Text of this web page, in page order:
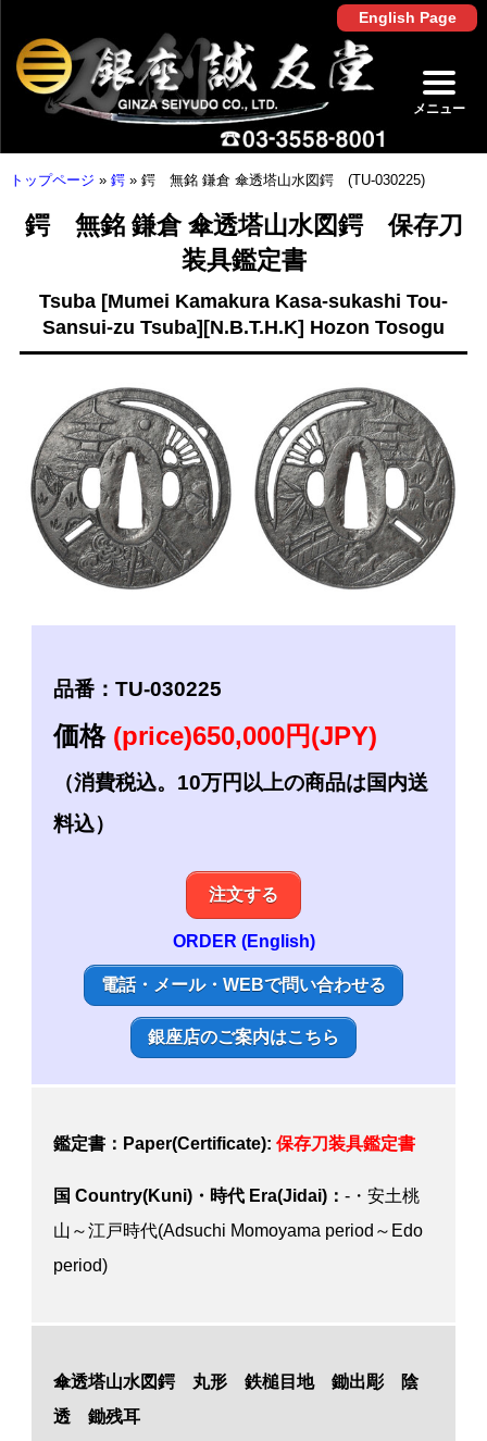
English Page
メニュー
トップページ » 鍔» 鍔 無銘 鎌倉 傘透塔山水図鍔 (TU-030225)
鍔 無銘 鎌倉 傘透塔山水図鍔 保存刀
装具鑑定書
Tsuba [Mumei Kamakura Kasa-sukashi Tou-
Sansui-zu Tsuba][N.B.T.H.K] Hozon Tosogu
品番：TU-030225
価格 (price)650,000円(JPY)
（消費税込。10万円以上の商品は国内送
料込）
注文する
ORDER (English)
電話・メール・WEBで問い合わせる
銀座店のご案内はこちら
鑑定書：Paper(Certificate): 保存刀装具鑑定書
国 Country(Kuni)・時代 Era(Jidai)： -・安土桃
山～江戸時代(Adsuchi Momoyama period～Edo
period)
傘透塔山水図鍔 丸形 鉄槌目地 鋤出彫 陰
透 鋤残耳